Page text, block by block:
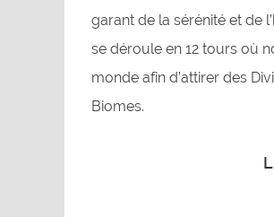
garant de la sérénité et de
se déroule en 12 tours où
monde afin d’attirer des
Biomes.